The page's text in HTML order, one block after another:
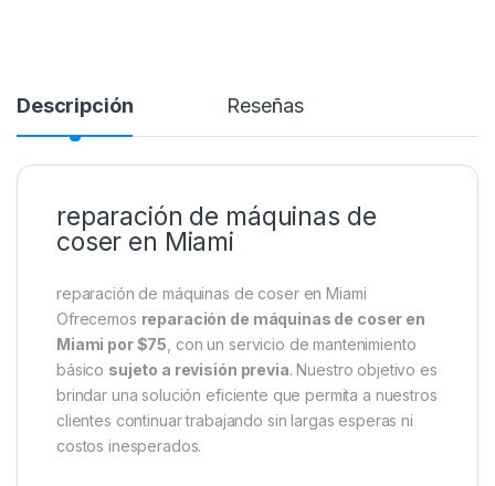
Descripción Reseñas
reparación de máquinas de
coser en Miami
reparación de máquinas de coser en Miami
Ofrecemos reparación de máquinas de coser en
Miami por $75 , con un servicio de mantenimiento
básico sujeto a revisión previa. Nuestro objetivo es
brindar una solución eficiente que permita a nuestros
clientes continuar trabajando sin largas esperas ni
costos inesperados.